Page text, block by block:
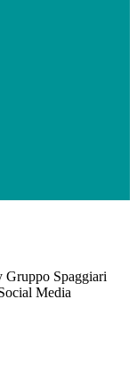
Gruppo Spaggiari
Media